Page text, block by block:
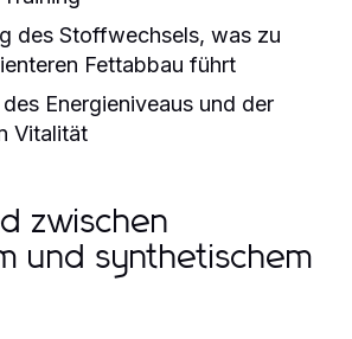
des Stoffwechsels, was zu
Fettabbau führt
Energieniveaus und der
Vitalität
zwischen
und synthetischem